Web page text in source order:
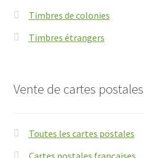
Timbres de colonies
Timbres étrangers
Vente de cartes
Toutes les cartes postales
Cartes postales françaises